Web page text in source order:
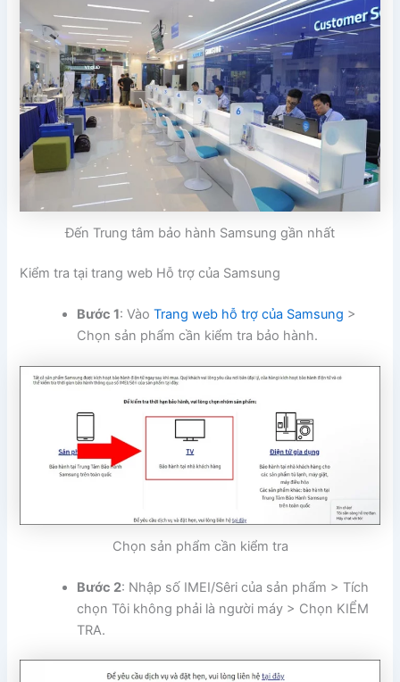
Đến Trung tâm bảo hành Samsung gần nhất
Kiểm tra tại trang web Hỗ trợ của Samsung
Bước 1: VàoTrang web hỗ trợ của Samsung >
Chọn sản phẩm cần kiểm tra bảo hành.
Chọn sản phẩm cần kiểm tra
Bước 2: Nhập số IMEI/Sêri của sản phẩm > Tích
chọn Tôi không phải là người máy > Chọn KIỂM
TRA.